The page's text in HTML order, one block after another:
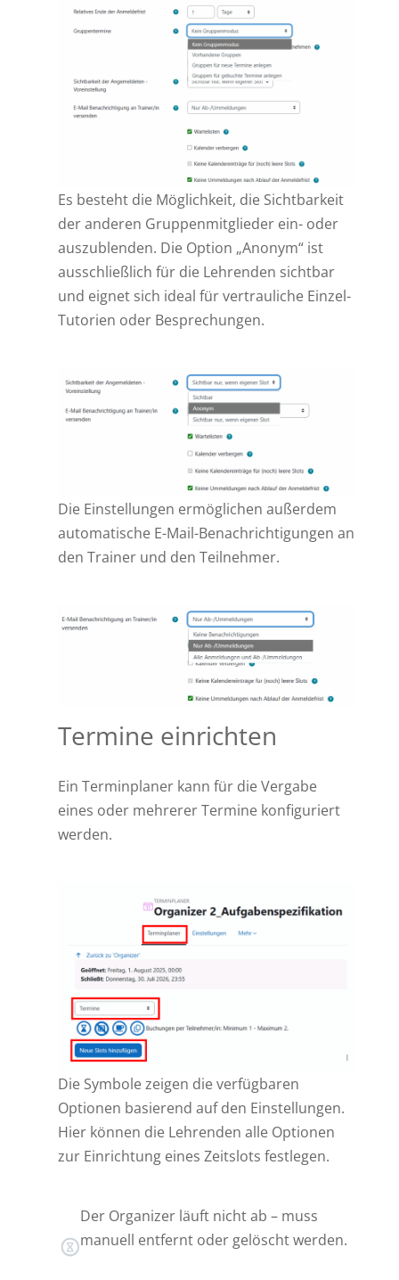
Es besteht die Möglichkeit, die Sichtbarkeit
der anderen Gruppenmitglieder ein- oder
auszublenden. Die Option „Anonym“ ist
ausschließlich für die Lehrenden sichtbar
und eignet sich ideal für vertrauliche Einzel-
Tutorien oder Besprechungen.
Die Einstellungen ermöglichen außerdem
automatische E-Mail-Benachrichtigungen an
den Trainer und den Teilnehmer.
Termine einrichten
Ein Terminplaner kann für die Vergabe
eines oder mehrerer Termine konfiguriert
werden.
Die Symbole zeigen die verfügbaren
Optionen basierend auf den Einstellungen.
Hier können die Lehrenden alle Optionen
zur Einrichtung eines Zeitslots festlegen.
Der Organizer läuft nicht ab – muss
manuell entfernt oder gelöscht werden.